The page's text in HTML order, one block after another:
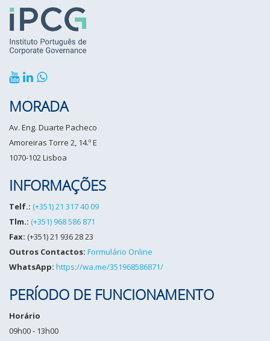
MORADA
Av. Eng. Duarte Pacheco
Amoreiras Torre 2, 14.º E
1070-102 Lisboa
INFORMAÇÕES
Telf.: (+351) 21 317 40 09
Tlm.: (+351) 968 586 871
Fax: (+351) 21 936 28 23
Outros Contactos: Formulário Online
WhatsApp: https://wa.me/351968586871/
PERÍODO DE FUNCIONAMENTO
Horário
09h00 - 13h00